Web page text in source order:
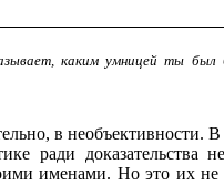
каким умницей ты
в необъективности.
ради доказательства
именами. Но это их не